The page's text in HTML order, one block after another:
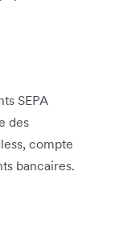
SEPA
des
compte
bancaires.